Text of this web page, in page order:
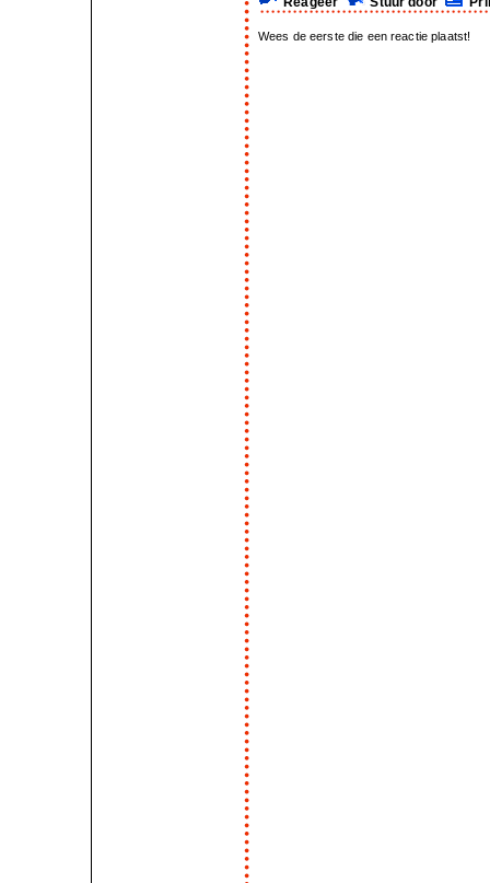
Wees de eerste die een reactie plaatst!